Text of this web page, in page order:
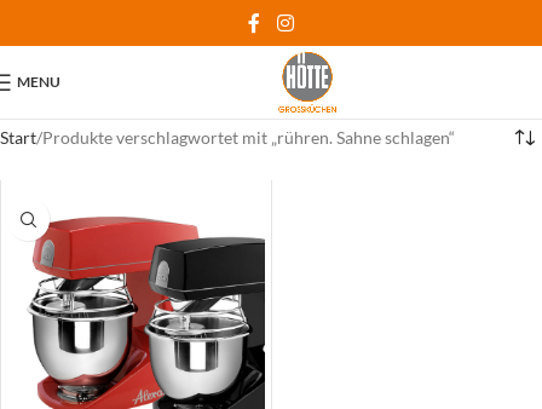
MENU
Start Produkte verschlagwortet mit „rühren. Sahne schlagen“